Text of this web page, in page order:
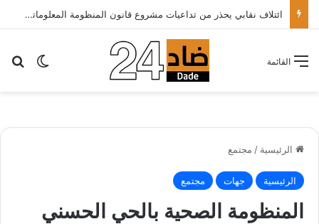
ائتلاف نقابي يحذر من تداعيات مشروع قانون المنظومة المعلوماتية الصحية ويدعو الحكومة إلى إعادة النظر فيه..
الوضع القائمة
الرئيسية / مجتمع
الرئيسية جهات مجتمع
المنظومة الصحية بالحي الحسني